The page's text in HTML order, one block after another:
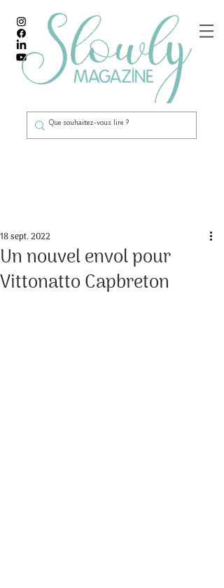
Un nouvel envol pour
Vittonatto Capbreton
18 sept. 2022